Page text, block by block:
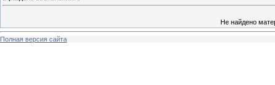
Не найдено
Полная версия сайта